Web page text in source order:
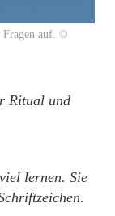
Fragen auf. ©
Ritual und
lernen. Sie